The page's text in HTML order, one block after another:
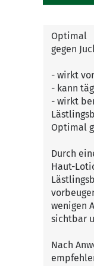
Optimal
gegen
- wirkt
- kann
- wirkt
Optimal
Durch
Haut-
wenigen
sichtbar
Nach